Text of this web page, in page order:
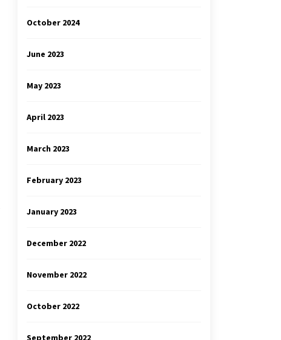
October 2024
June 2023
May 2023
April 2023
March 2023
February 2023
January 2023
December 2022
November 2022
October 2022
September 2022